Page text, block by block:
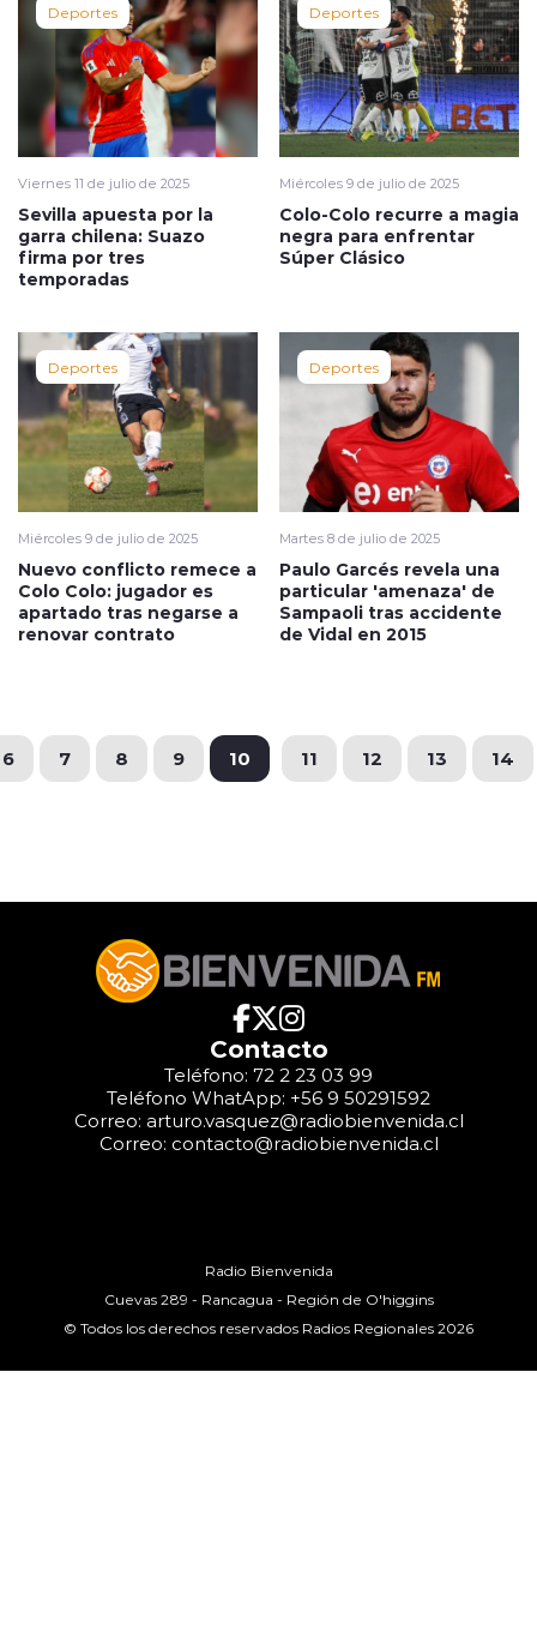
Deportes
Viernes 11 de julio de 2025
Sevilla apuesta por la
garra chilena: Suazo
firma por tres
temporadas
Deportes
Miércoles 9 de julio de 2025
Colo-Colo recurre a magia
negra para enfrentar
Súper Clásico
Deportes
Miércoles 9 de julio de 2025
Nuevo conflicto remece a
Colo Colo: jugador es
apartado tras negarse a
renovar contrato
Deportes
Martes 8 de julio de 2025
Paulo Garcés revela una
particular 'amenaza' de
Sampaoli tras accidente
de Vidal en 2015
6 7 8 9 10 11 12 13 14
Contacto
Teléfono: 72 2 23 03 99
Teléfono WhatApp: +56 9 50291592
Correo: arturo.vasquez@radiobienvenida.cl
Correo: contacto@radiobienvenida.cl
Radio Bienvenida
Cuevas 289 - Rancagua - Región de O'higgins
© Todos los derechos reservados Radios Regionales 2026